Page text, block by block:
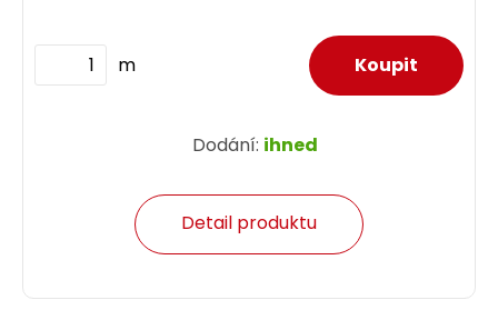
m
Dodání: ihned
Detail produktu